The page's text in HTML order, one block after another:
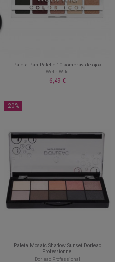
Paleta Pan Palette 10 sombras de ojos
Wet n Wild
6,49 €
-20%
Paleta Mosaic Shadow Sunset Dorleac
Professionnel
Dorleac Professional